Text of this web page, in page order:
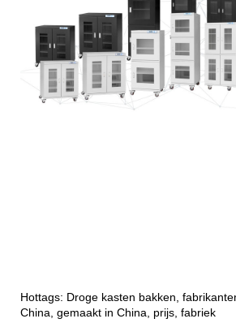
Hottags: Droge kasten bakken,
China, gemaakt in China, prijs, fabriek